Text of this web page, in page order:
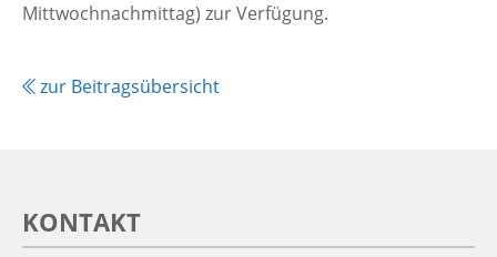
Mittwochnachmittag) zur Verfügung.
zur Beitragsübersicht
KONTAKT